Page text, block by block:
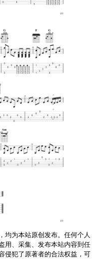
均为本站原创发布。任何个人
用、采集、发布本站内容到任
侵犯了原著者的合法权益，可